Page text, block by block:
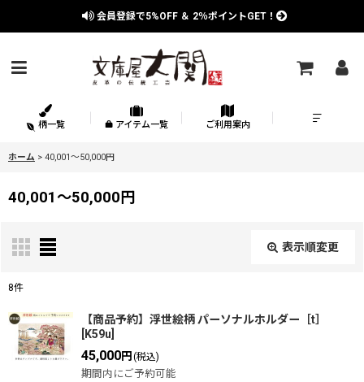
会員登録で5%OFF ＆ 2％ポイントGET！
柄一覧 アイテム一覧 ご利用案内
ホーム > 40,001〜50,000円
40,001〜50,000円
表示順変更
表示数:
在庫あり
8件
【商品予約】浮世絵柄 パーソナルホルダー［t］
K59u
45,000円 (税込)
期間内にご予約可能